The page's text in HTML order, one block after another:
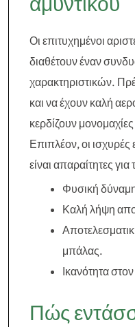
Οι επιτυχημένοι
διαθέτουν έναν
χαρακτηριστικών.
και να έχουν καλή
κερδίζουν
Επιπλέον, οι ισχυρές
είναι απαραίτητες
Φυσική
Καλή λήψη
μπάλας.
Ικανότητα
Πώς